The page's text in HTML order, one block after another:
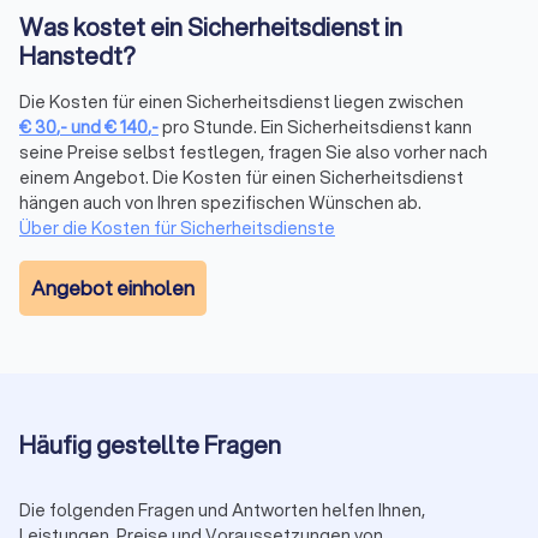
erreichen Sie mehrere geprüfte Anbieter in Hanstedt,
erhalten vergleichbare Angebote innerhalb kurzer Zeit und
Jetzt Angebote in Hanstedt vergleichen (Sicherheitsdienst-
Anbieter).
3. Vor-Ort-Begehung:Lagecheck, Zugänge,
Kommunikationswege und Eskalationsstufen festlegen. So
startet der Einsatz reibungslos, auch in der Innenstadt.
4. Start & Review:Mit klaren KPIs (Reaktionszeiten,
Berichtswesen) starten, regelmäßig auswerten und bei
Bedarf nachschärfen. Das hält Qualität stabil und Kosten
planbar.
Die Spannen hängen von Einsatzart, Dauer und Teamgröße ab.
Orientierung für Hanstedt:
Objektschutz:
25 € bis 45 € pro Stunde.
Brandwache:25 € bis 40 € pro Stunde.
Was kostet ein Sicherheitsdienst in
Hanstedt?
Die Kosten für einen Sicherheitsdienst liegen zwischen
€30,-und€140,-pro Stunde. Ein Sicherheitsdienst kann
seine Preise selbst festlegen, fragen Sie also vorher nach
einem Angebot. Die Kosten für einen Sicherheitsdienst
hängen auch von Ihren spezifischen Wünschen ab.
Über die Kosten für Sicherheitsdienste
Angebot einholen
Häufig gestellte Fragen
Die folgenden Fragen und Antworten helfen Ihnen,